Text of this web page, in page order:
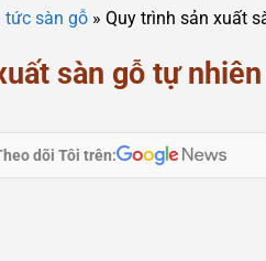
tức sàn gỗ » Quy trình sản xuất
sàn gỗ tự
dõi Tôi trên: